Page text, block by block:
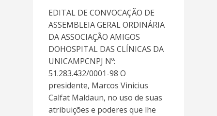
EDITAL DE CONVOCAÇÃO DE
ASSEMBLEIA GERAL ORDINÁRIA
DA ASSOCIAÇÃO AMIGOS
DOHOSPITAL DAS CLÍNICAS DA
UNICAMPCNPJ Nº:
51.283.432/0001-98 O
presidente, Marcos Vinicius
Calfat Maldaun, no uso de suas
atribuições e poderes que lhe